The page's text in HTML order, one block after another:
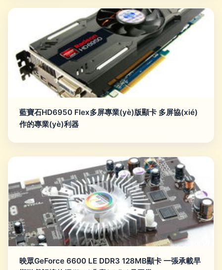
藍寶石HD6950 Flex多屏專業(yè)版顯卡 多屏協(xié)
作的專業(yè)利器
映眾GeForce 6600 LE DDR3 128MB顯卡 一張承載早